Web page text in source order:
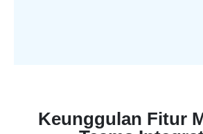
Keunggulan Fitur